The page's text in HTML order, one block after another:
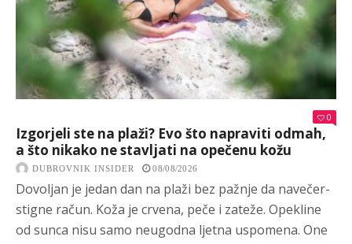
0
Izgorjeli ste na plaži? Evo što napraviti odmah,
a što nikako ne stavljati na opečenu kožu
DUBROVNIK INSIDER 08/08/2026
Dovoljan je jedan dan na plaži bez pažnje da navečer-
stigne račun. Koža je crvena, peče i zateže. Opekline
od sunca nisu samo neugodna ljetna uspomena. One